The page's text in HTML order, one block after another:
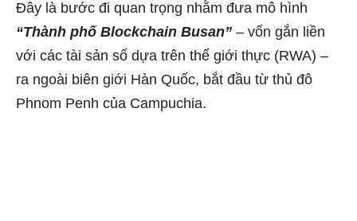
Đây là bước đi quan trọng nhằm đưa mô hình
“Thành phố Blockchain Busan” – vốn gắn liền
với các tài sản số dựa trên thế giới thực (RWA) –
ra ngoài biên giới Hàn Quốc, bắt đầu từ thủ đô
Phnom Penh của Campuchia.